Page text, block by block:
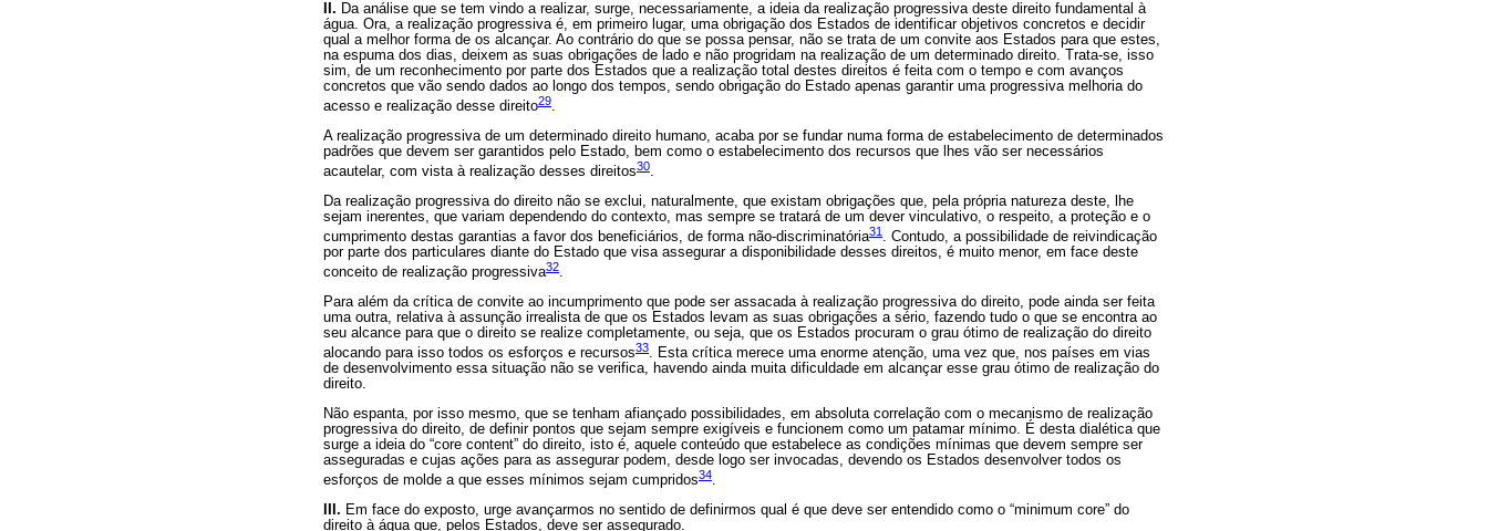
II. Da análise que se tem vindo a realizar, surge, necessariamente, a ideia da realização progressiva deste direito fundamental à
água. Ora, a realização progressiva é, em primeiro lugar, uma obrigação dos Estados de identificar objetivos concretos e decidir
qual a melhor forma de os alcançar. Ao contrário do que se possa pensar, não se trata de um convite aos Estados para que estes,
na espuma dos dias, deixem as suas obrigações de lado e não progridam na realização de um determinado direito. Trata-se, isso
sim, de um reconhecimento por parte dos Estados que a realização total destes direitos é feita com o tempo e com avanços
concretos que vão sendo dados ao longo dos tempos, sendo obrigação do Estado apenas garantir uma progressiva melhoria do
acesso e realização desse direito29.
A realização progressiva de um determinado direito humano, acaba por se fundar numa forma de estabelecimento de determinados
padrões que devem ser garantidos pelo Estado, bem como o estabelecimento dos recursos que lhes vão ser necessários
acautelar, com vista à realização desses direitos30.
Da realização progressiva do direito não se exclui, naturalmente, que existam obrigações que, pela própria natureza deste, lhe
sejam inerentes, que variam dependendo do contexto, mas sempre se tratará de um dever vinculativo, o respeito, a proteção e o
cumprimento destas garantias a favor dos beneficiários, de forma não-discriminatória31 . Contudo, a possibilidade de reivindicação
por parte dos particulares diante do Estado que visa assegurar a disponibilidade desses direitos, é muito menor, em face deste
conceito de realização progressiva32.
Para além da crítica de convite ao incumprimento que pode ser assacada à realização progressiva do direito, pode ainda ser feita
uma outra, relativa à assunção irrealista de que os Estados levam as suas obrigações a sério, fazendo tudo o que se encontra ao
seu alcance para que o direito se realize completamente, ou seja, que os Estados procuram o grau ótimo de realização do direito
alocando para isso todos os esforços e recursos33. Esta crítica merece uma enorme atenção, uma vez que, nos países em vias
de desenvolvimento essa situação não se verifica, havendo ainda muita dificuldade em alcançar esse grau ótimo de realização do
direito.
Não espanta, por isso mesmo, que se tenham afiançado possibilidades, em absoluta correlação com o mecanismo de realização
progressiva do direito, de definir pontos que sejam sempre exigíveis e funcionem como um patamar mínimo. É desta dialética que
surge a ideia do “core content” do direito, isto é, aquele conteúdo que estabelece as condições mínimas que devem sempre ser
asseguradas e cujas ações para as assegurar podem, desde logo ser invocadas, devendo os Estados desenvolver todos os
esforços de molde a que esses mínimos sejam cumpridos34.
III. Em face do exposto, urge avançarmos no sentido de definirmos qual é que deve ser entendido como o “minimum core” do
direito à água que, pelos Estados, deve ser assegurado.